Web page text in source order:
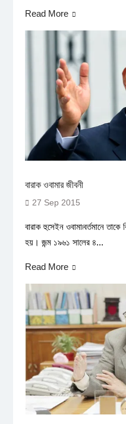
Read More
বারাক ওবামার জীবনী
27 Sep 2015
বারাক হুসেইন ওবামা৷বর্তমানে
হয়। জন্ম ১৯৬১ সালের ৪...
Read More